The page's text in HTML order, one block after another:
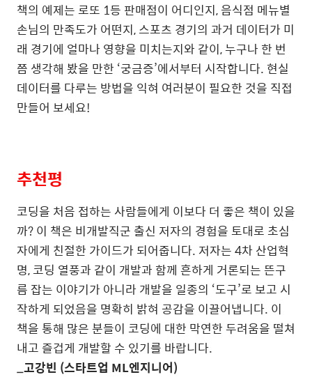
책의 예제는 로또 1등 판매점이 어디인지,음식점 메뉴별
손님의 만족도가 어떤지,스포츠 경기의 과거 데이터가 미
래 경기에 얼마나 영향을 미치는지와 같이,누구나 한 번
쯤 생각해 봤을 만한 ‘궁금증’에서부터 시작합니다. 현실
데이터를 다루는 방법을 익혀 여러분이 필요한 것을 직접
만들어 보세요!
추천평
코딩을 처음 접하는 사람들에게 이보다 더 좋은 책이 있을
까?이 책은 비개발직군 출신 저자의 경험을 토대로 초심
자에게 친절한 가이드가 되어줍니다. 저자는4차 산업혁
명,코딩 열풍과 같이 개발과 함께 흔하게 거론되는 뜬구
름 잡는 이야기가 아니라 개발을 일종의 ‘도구’로 보고 시
작하게 되었음을 명확히 밝혀 공감을 이끌어냅니다. 이
책을 통해 많은 분들이 코딩에 대한 막연한 두려움을 떨쳐
내고 즐겁게 개발할 수 있기를 바랍니다.
_고강빈 (스타트업 ML엔지니어)